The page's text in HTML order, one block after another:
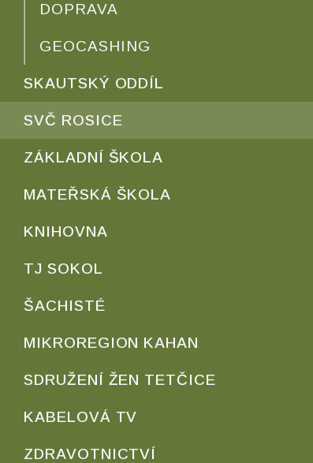
DOPRAVA
GEOCASHING
SKAUTSKÝ ODDÍL
SVČ ROSICE
ZÁKLADNÍ ŠKOLA
MATEŘSKÁ ŠKOLA
KNIHOVNA
TJ SOKOL
ŠACHISTÉ
MIKROREGION KAHAN
SDRUŽENÍ ŽEN TETČICE
KABELOVÁ TV
ZDRAVOTNICTVÍ